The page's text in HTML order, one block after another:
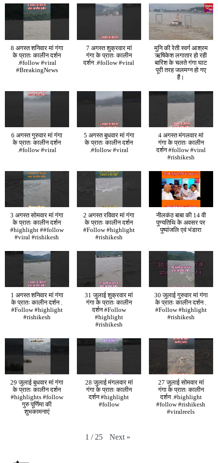
8 अगस्त शनिवार मां गंगा
के प्रातः कालीन दर्शन
.#follow #viral
#BreakingNews
7 अगस्त शुक्रवार मां
गंगा के प्रातः कालीन
दर्शन .#follow #viral
मुनि की रेती स्वर्ग आश्रम
ऋषिकेश लगातार हो रही
बारिश के चलते गंगा घाट
पूरी तरह जलमग्न हो गए
हैं।
6 अगस्त गुरुवार मां गंगा
के प्रातः कालीन दर्शन
.#follow #viral
5 अगस्त बुधवार मां गंगा
के प्रातः कालीन दर्शन
.#follow #viral
4 अगस्त मंगलवार मां
गंगा के प्रातः कालीन
दर्शन #follow #viral
#rishikesh
3 अगस्त सोमवार मां गंगा
के प्रातः कालीन दर्शन
#highlight ##follow
#viral #rishikesh
2 अगस्त रविवार मां गंगा
के प्रातः कालीन दर्शन
#Follow #highlight
#rishikesh
नीलकंठ बाबा की 14 वी
पुण्यतिथि के अवसर पर
पुष्पांजलि एवं भंडारा
1 अगस्त शनिवार मां गंगा
के प्रातः कालीन दर्शन .
#Follow #highlight
#rishikesh
31 जुलाई शुक्रवार मां
गंगा के प्रातः कालीन
दर्शन #Follow
#highlight
#rishikesh
30 जुलाई गुरुवार मां गंगा
के प्रातः कालीन दर्शन .
#Follow #highlight
#rishikesh
29 जुलाई बुधवार मां गंगा
के प्रातः कालीन दर्शन
#highlights #follow
गुरु पूर्णिमा की
शुभकामनाएं
28 जुलाई मंगलवार मां
गंगा के प्रातः कालीन
दर्शन #highlight
#follow
27 जुलाई सोमवार मां
गंगा के प्रातः कालीन
दर्शन .#highlight
#follow #rishikesh
#viralreels
1 / 25 Next »